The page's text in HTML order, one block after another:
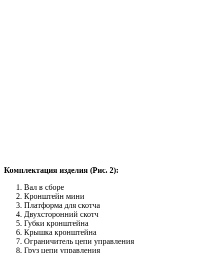
Комплектация изделия (Рис. 2):
Вал в сборе
Кронштейн мини
Платформа для скотча
Двухсторонний скотч
Губки кронштейна
Крышка кронштейна
Ограничитель цепи управления
Груз цепи управления